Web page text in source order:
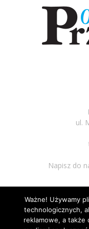
ul.
Napisz do
Ważne! Używamy
technologicznych,
reklamowe, a także